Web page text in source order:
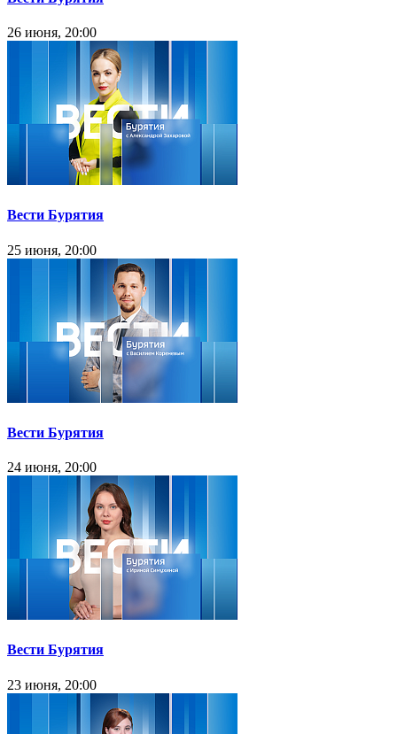
26 июня, 20:00
Вести Бурятия
25 июня, 20:00
Вести Бурятия
24 июня, 20:00
Вести Бурятия
23 июня, 20:00